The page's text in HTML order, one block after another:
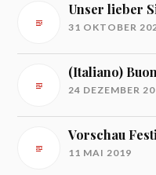
Unser lieber
31 OKTOBER
(Italiano)
24 DEZEMBER
Vorschau
11 MAI 2019